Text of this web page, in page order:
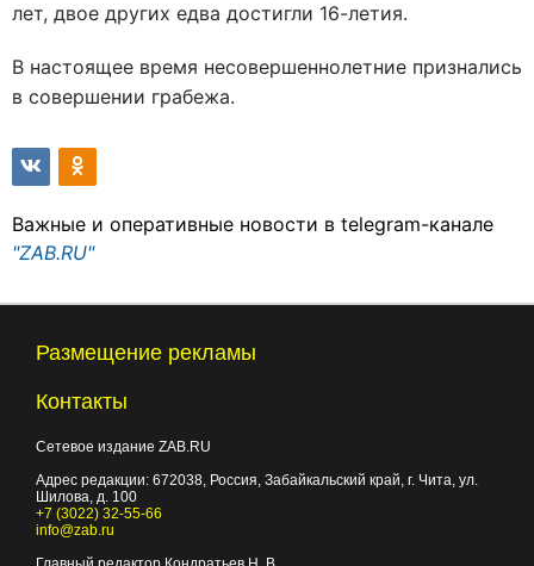
лет, двое других едва достигли 16-летия.
В настоящее время несовершеннолетние признались
в совершении грабежа.
Важные и оперативные новости в telegram-канале
"ZAB.RU"
Размещение рекламы
Контакты
Сетевое издание ZAB.RU
Адрес редакции: 672038, Россия, Забайкальский край, г. Чита, ул.
Шилова, д. 100
+7 (3022) 32-55-66
info@zab.ru